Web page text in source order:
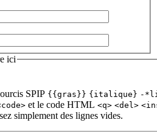
ici
SPIP {{gras}} {italique} -
et le code HTML <q> <del>
simplement des lignes vides.